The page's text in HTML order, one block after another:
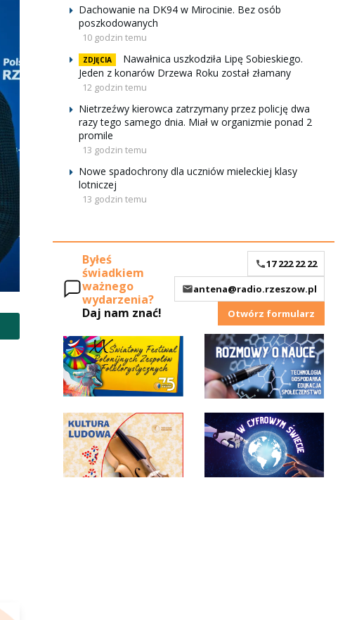
Dachowanie na DK94 w Mirocinie. Bez osób
poszkodowanych
10 godzin temu
ZDJĘCIA
Nawałnica uszkodziła Lipę Sobieskiego.
Jeden z konarów Drzewa Roku został złamany
12 godzin temu
Nietrzeźwy kierowca zatrzymany przez policję dwa
razy tego samego dnia. Miał w organizmie ponad 2
promile
13 godzin temu
Nowe spadochrony dla uczniów mieleckiej klasy
lotniczej
13 godzin temu
Byłeś
świadkiem
ważnego
wydarzenia?
Daj nam znać!
17 222 22 22
antena@radio.rzeszow.pl
Otwórz formularz